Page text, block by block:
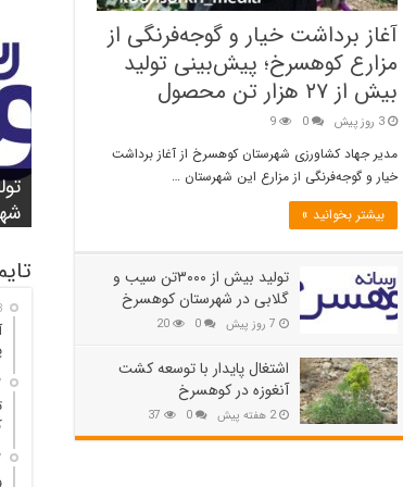
آغاز برداشت خیار و گوجه‌فرنگی از
مزارع کوهسرخ؛ پیش‌بینی تولید
بیش از ۲۷ هزار تن محصول
3 روز پیش 0
9
مدیر جهاد کشاورزی شهرستان کوهسرخ از آغاز برداشت
خیار و گوجه‌فرنگی از مزارع این شهرستان …
بیشتر بخوانید »
تولید بیش از ۳۰۰۰تن سیب و
گلابی در شهرستان کوهسرخ
7 روز پیش 0
20
اشتغال پایدار با توسعه کشت
آنغوزه در کوهسرخ
2 هفته پیش 0
37
۲۵ مصدوم
3
7
7